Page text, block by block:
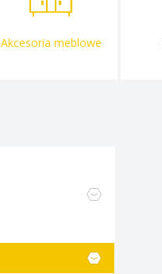
Akcesoria meblowe